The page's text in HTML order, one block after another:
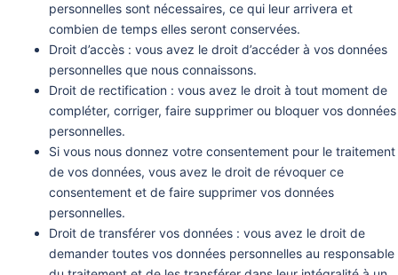
personnelles sont nécessaires, ce qui leur arrivera et
combien de temps elles seront conservées.
Droit d’accès : vous avez le droit d’accéder à vos données
personnelles que nous connaissons.
Droit de rectification : vous avez le droit à tout moment de
compléter, corriger, faire supprimer ou bloquer vos données
personnelles.
Si vous nous donnez votre consentement pour le traitement
de vos données, vous avez le droit de révoquer ce
consentement et de faire supprimer vos données
personnelles.
Droit de transférer vos données : vous avez le droit de
demander toutes vos données personnelles au responsable